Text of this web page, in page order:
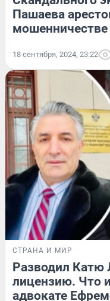
Пашаева
18 сентября, 2024, 23:22
СТРАНА И МИР
Разводил Катю
лицензию. Что
адвокате